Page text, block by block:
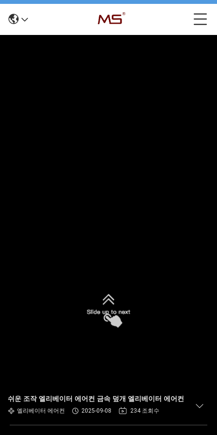
쉬운 조작 엘리베이터 에어컨 금속 덮개 엘리베이터 에어컨
엘리베이터 에어컨 2025-09-08 234 조회수